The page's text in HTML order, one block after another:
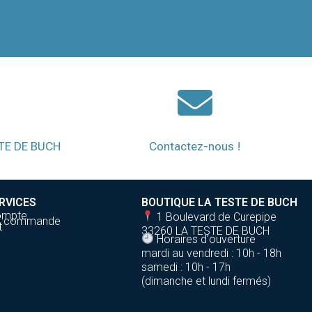
DE BUCH Contactez-nous !
commande
BOUTIQUE LA TESTE DE BUCH
1 Boulevard de Curepipe
33260 LA TESTE DE BUCH
Horaires d'ouverture
mardi au vendredi : 10h - 18h
samedi : 10h - 17h
(dimanche et lundi fermés)